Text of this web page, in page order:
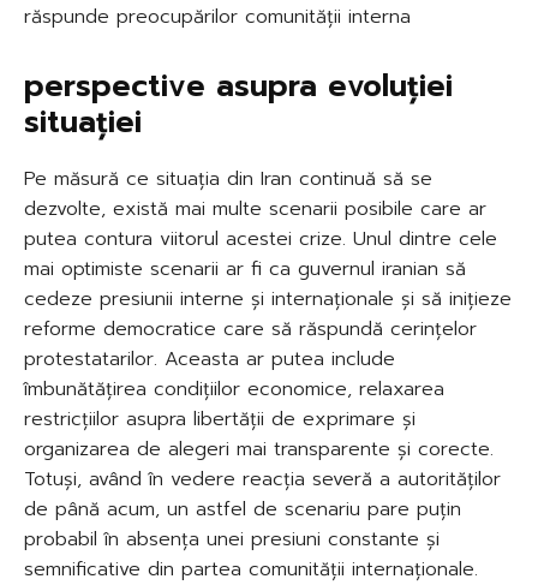
răspunde preocupărilor comunității interna
perspective asupra evoluției
situației
Pe măsură ce situația din Iran continuă să se
dezvolte, există mai multe scenarii posibile care ar
putea contura viitorul acestei crize. Unul dintre cele
mai optimiste scenarii ar fi ca guvernul iranian să
cedeze presiunii interne și internaționale și să inițieze
reforme democratice care să răspundă cerințelor
protestatarilor. Aceasta ar putea include
îmbunătățirea condițiilor economice, relaxarea
restricțiilor asupra libertății de exprimare și
organizarea de alegeri mai transparente și corecte.
Totuși, având în vedere reacția severă a autorităților
de până acum, un astfel de scenariu pare puțin
probabil în absența unei presiuni constante și
semnificative din partea comunității internaționale.